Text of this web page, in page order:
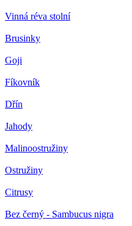
Vinná réva stolní
Brusinky
Goji
Fíkovník
Dřín
Jahody
Malinoostružiny
Ostružiny
Citrusy
Bez černý - Sambucus nigra